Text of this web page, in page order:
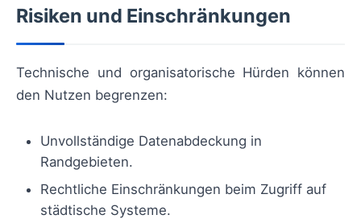
Risiken und Einschränkungen
Technische und organisatorische Hürden können
den Nutzen begrenzen:
Unvollständige Datenabdeckung in
Randgebieten.
Rechtliche Einschränkungen beim Zugriff auf
städtische Systeme.